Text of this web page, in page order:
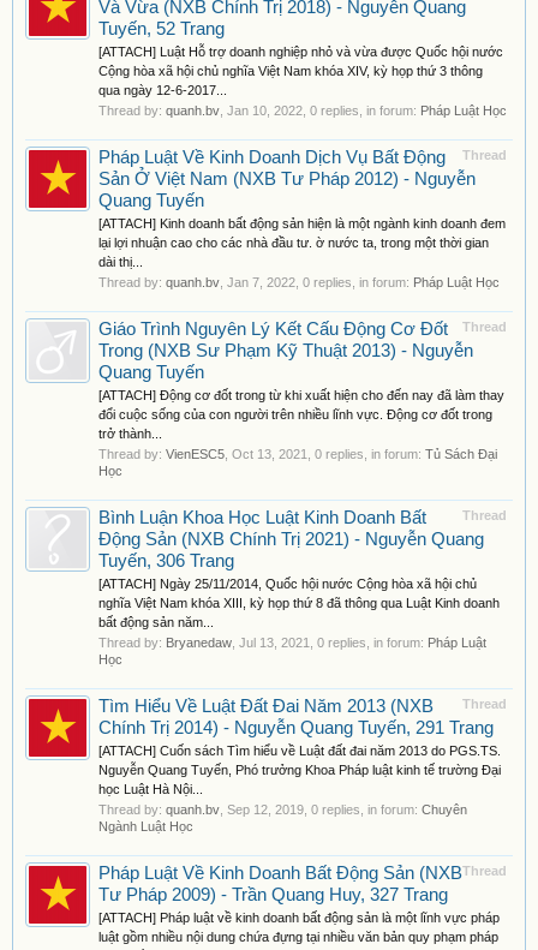
Và Vừa (NXB Chính Trị 2018) - Nguyễn Quang
Tuyến, 52 Trang
[ATTACH] Luật Hỗ trợ doanh nghiệp nhỏ và vừa được Quốc hội nước
Cộng hòa xã hội chủ nghĩa Việt Nam khóa XIV, kỳ họp thứ 3 thông
qua ngày 12-6-2017...
Thread by: quanh.bv Jan 10, 2022 , 0 replies, in forum: Pháp Luật Học
Thread
Pháp Luật Về Kinh Doanh Dịch Vụ Bất Động
Sản Ở Việt Nam (NXB Tư Pháp 2012) - Nguyễn
Quang Tuyến
[ATTACH] Kinh doanh bất động sản hiện là một ngành kinh doanh đem
lại lợi nhuận cao cho các nhà đầu tư. ờ nước ta, trong một thời gian
dài thị...
Thread by: quanh.bv Jan 7, 2022 , 0 replies, in forum: Pháp Luật Học
Thread
Giáo Trình Nguyên Lý Kết Cấu Động Cơ Đốt
Trong (NXB Sư Phạm Kỹ Thuật 2013) - Nguyễn
Quang Tuyến
[ATTACH] Động cơ đốt trong từ khi xuất hiện cho đến nay đã làm thay
đổi cuộc sống của con người trên nhiều lĩnh vực. Động cơ đốt trong
trở thành...
Thread by: VienESC5 Oct 13, 2021 , 0 replies, in forum: Tủ Sách Đại
Học
Thread
Bình Luận Khoa Học Luật Kinh Doanh Bất
Động Sản (NXB Chính Trị 2021) - Nguyễn Quang
Tuyến, 306 Trang
[ATTACH] Ngày 25/11/2014, Quốc hội nước Cộng hòa xã hội chủ
nghĩa Việt Nam khóa XIII, kỳ họp thứ 8 đã thông qua Luật Kinh doanh
bất động sản năm...
Thread by: Bryanedaw Jul 13, 2021 , 0 replies, in forum: Pháp Luật
Học
Thread
Tìm Hiểu Về Luật Đất Đai Năm 2013 (NXB
Chính Trị 2014) - Nguyễn Quang Tuyến, 291 Trang
[ATTACH] Cuốn sách Tìm hiểu về Luật đất đai năm 2013 do PGS.TS.
Nguyễn Quang Tuyến, Phó trưởng Khoa Pháp luật kinh tế trường Đại
học Luật Hà Nội...
Thread by: quanh.bv Sep 12, 2019 , 0 replies, in forum: Chuyên
Ngành Luật Học
Thread
Pháp Luật Về Kinh Doanh Bất Động Sản (NXB
Tư Pháp 2009) - Trần Quang Huy, 327 Trang
[ATTACH] Pháp luật về kinh doanh bất động sản là một lĩnh vực pháp
luật gồm nhiều nội dung chứa đựng tại nhiều văn bản quy phạm pháp